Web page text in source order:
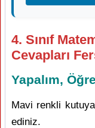
4. Sınıf
Cevapları
Yapalım,
Mavi renkli kutuya
ediniz.